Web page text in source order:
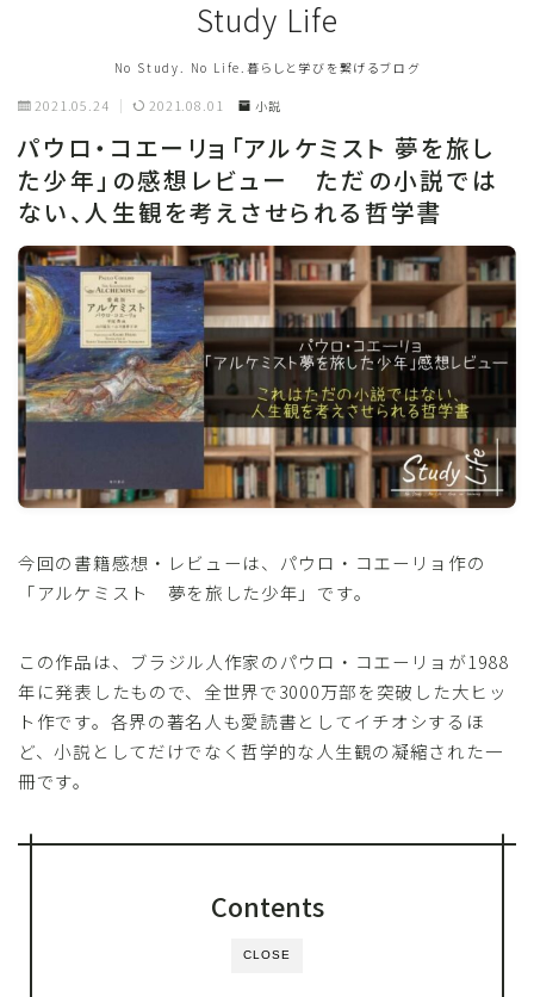
Study Life
No Study. No Life.暮らしと学びを繋げるブログ
2021.05.24 2021.08.01 小説
パウロ・コエーリョ「アルケミスト 夢を旅し
た少年」の感想レビュー ただの小説では
ない、人生観を考えさせられる哲学書
今回の書籍感想・レビューは、パウロ・コエーリョ作の
「アルケミスト 夢を旅した少年」です。
この作品は、ブラジル人作家のパウロ・コエーリョが1988
年に発表したもので、全世界で3000万部を突破した大ヒッ
ト作です。各界の著名人も愛読書としてイチオシするほ
ど、小説としてだけでなく哲学的な人生観の凝縮された一
冊です。
CLOSE
Contents